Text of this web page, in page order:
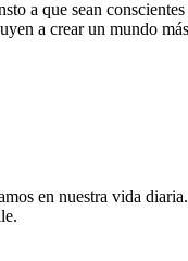
a que sean
a crear un mundo
en nuestra vida